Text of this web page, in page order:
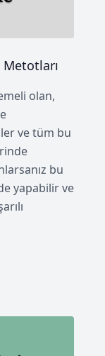
Metotları
olan,
ve tüm bu
bu
yapabilir ve